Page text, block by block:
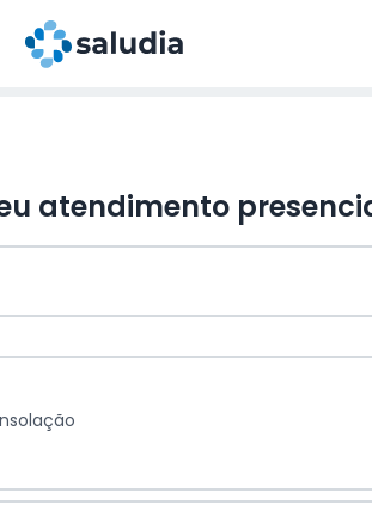
atendimento